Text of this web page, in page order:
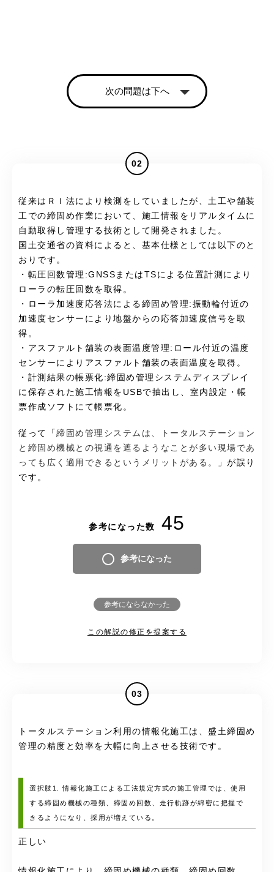
次の問題は下へ
02
従来はＲＩ法により検測をしていましたが、土工や舗装
工での締固め作業において、施工情報をリアルタイムに
自動取得し管理する技術として開発されました。
国土交通省の資料によると、基本仕様としては以下のと
おりです。
・転圧回数管理:GNSSまたはTSによる位置計測により
ローラの転圧回数を取得。
・ローラ加速度応答法による締固め管理:振動輪付近の
加速度センサーにより地盤からの応答加速度信号を取
得。
・アスファルト舗装の表面温度管理:ロール付近の温度
センサーによりアスファルト舗装の表面温度を取得。
・計測結果の帳票化:締固め管理システムディスプレイ
に保存された施工情報をUSBで抽出し、室内設定・帳
票作成ソフトにて帳票化。
従って「 締固め管理システムは、トータルステーション
と締固め機械との視通を遮るようなことが多い現場であ
っても広く適用できるというメリットがある。
」が誤り
です。
参考になった数 45
参考になった
参考にならなかった
この解説の修正を提案する
03
トータルステーション利用の情報化施工は、盛土締固め
管理の精度と効率を大幅に向上させる技術です。
選択肢1. 情報化施工による工法規定方式の施工管理では、使用
する締固め機械の種類、締固め回数、走行軌跡が綿密に把握で
きるようになり、採用が増えている。
正しい